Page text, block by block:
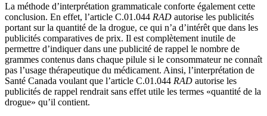
La méthode d’interprétation grammaticale conforte également cette
conclusion. En effet, l’article C.01.044 RAD autorise les publicités
portant sur la quantité de la drogue, ce qui n’a d’intérêt que dans les
publicités comparatives de prix. Il est complètement inutile de
permettre d’indiquer dans une publicité de rappel le nombre de
grammes contenus dans chaque pilule si le consommateur ne connaît
pas l’usage thérapeutique du médicament. Ainsi, l’interprétation de
Santé Canada voulant que l’article C.01.044 RAD autorise les
publicités de rappel rendrait sans effet utile les termes «quantité de la
drogue» qu’il contient.